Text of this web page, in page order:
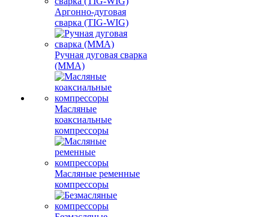
Аргонно-дуговая
сварка (TIG-WIG)
Ручная дуговая сварка
(MMA)
Масляные
коаксиальные
компрессоры
Масляные ременные
компрессоры